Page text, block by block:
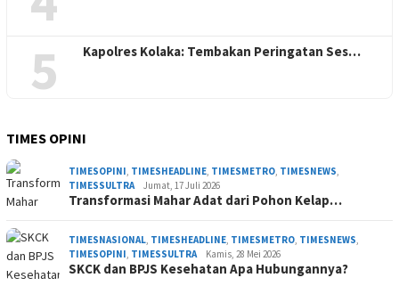
5 Kapolres Kolaka: Tembakan Peringatan Ses…
TIMES OPINI
TIMESOPINI, TIMESHEADLINE, TIMESMETRO, TIMESNEWS,
TIMESSULTRA
Jumat, 17 Juli 2026
Transformasi Mahar Adat dari Pohon Kelap…
TIMESNASIONAL, TIMESHEADLINE, TIMESMETRO, TIMESNEWS,
TIMESOPINI, TIMESSULTRA Kamis, 28 Mei 2026
SKCK dan BPJS Kesehatan Apa Hubungannya?